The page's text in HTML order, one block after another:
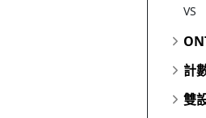
VS
計
雙